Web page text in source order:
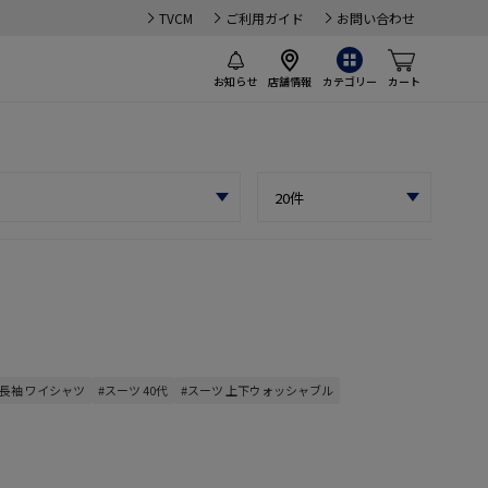
TVCM ご利用ガイド お問い合わせ
お知らせ 店舗情報 カテゴリー カート
袖 ワイシャツ #スーツ 40代 #スーツ 上下ウォッシャブル